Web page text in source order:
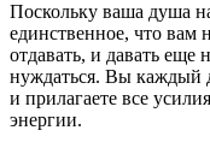
Поскольку ваша душа
единственное, что вам
отдавать, и давать
нуждаться. Вы каждый
и прилагаете все
энергии.